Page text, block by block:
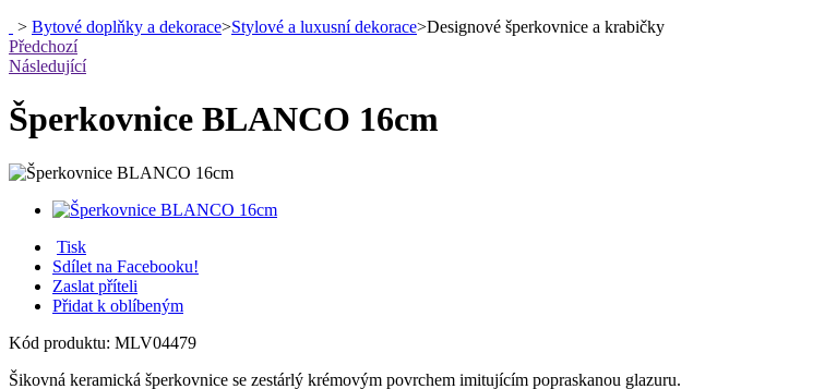
> Bytové doplňky a dekorace>Stylové a luxusní dekorace>Designové šperkovnice a krabičky
Předchozí
Následující
Šperkovnice BLANCO 16cm
Tisk
Sdílet na Facebooku!
Zaslat příteli
Přidat k oblíbeným
Kód produktu: MLV04479
Šikovná keramická šperkovnice se zestárlý krémovým povrchem imitujícím popraskanou glazuru.